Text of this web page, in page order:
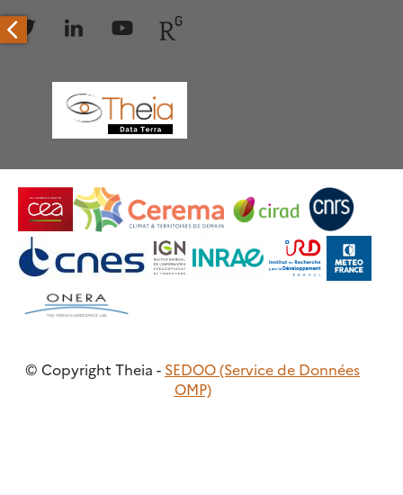
Follow Follow
© Copyright Theia - SEDOO (Service de Données
OMP)